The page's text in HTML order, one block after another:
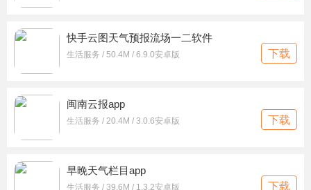
快手云图天气预报流场一二软件
生活服务 / 50.4M / 6.9.0安卓版 下载
闽南云报app
生活服务 / 20.4M / 3.0.6安卓版 下载
早晚天气栏目app
生活服务 / 39.6M / 1.3.2安卓版 下载